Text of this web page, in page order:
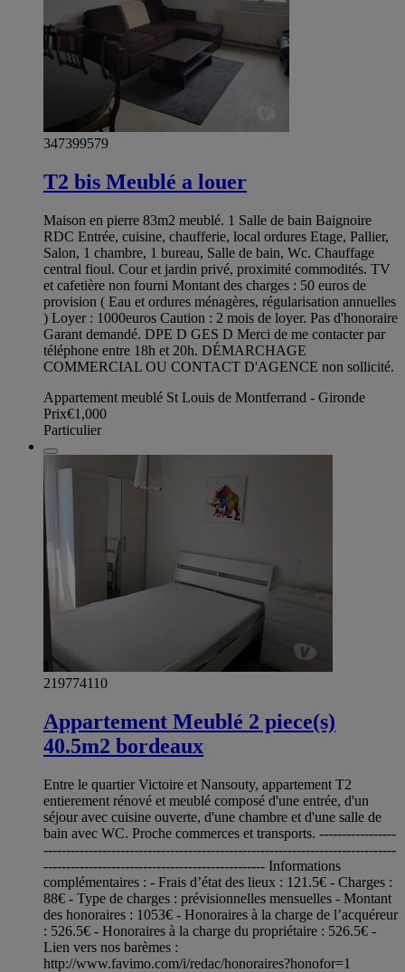
347399579
T2 bis Meublé a louer
Maison en pierre 83m2 meublé. 1 Salle de bain Baignoire
RDC Entrée, cuisine, chaufferie, local ordures Etage, Pallier,
Salon, 1 chambre, 1 bureau, Salle de bain, Wc. Chauffage
central fioul. Cour et jardin privé, proximité commodités. TV
et cafetière non fourni Montant des charges : 50 euros de
provision ( Eau et ordures ménagères, régularisation annuelles
) Loyer : 1000euros Caution : 2 mois de loyer. Pas d'honoraire
Garant demandé. DPE D GES D Merci de me contacter par
téléphone entre 18h et 20h. DÉMARCHAGE
COMMERCIAL OU CONTACT D'AGENCE non sollicité.
Appartement meublé St Louis de Montferrand - Gironde
Prix€1,000
Particulier
219774110
Appartement Meublé 2 piece(s)
40.5m2 bordeaux
Entre le quartier Victoire et Nansouty, appartement T2
entierement rénové et meublé composé d'une entrée, d'un
séjour avec cuisine ouverte, d'une chambre et d'une salle de
bain avec WC. Proche commerces et transports. -----------------
------------------------------------------------------------------------------
------------------------------------------------- Informations
complémentaires : - Frais d’état des lieux : 121.5€ - Charges :
88€ - Type de charges : prévisionnelles mensuelles - Montant
des honoraires : 1053€ - Honoraires à la charge de l’acquéreur
: 526.5€ - Honoraires à la charge du propriétaire : 526.5€ -
Lien vers nos barèmes :
http://www.favimo.com/i/redac/honoraires?honofor=1